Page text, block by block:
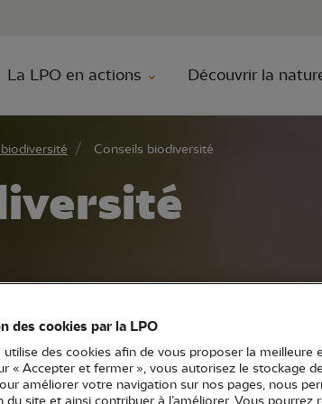
La LPO en actions Découvrir la
Conseils biodiversité
secourir un animal, identifier
et la réglementation, accueillir
des cookies par la LPO
utilise des cookies afin de vous proposer la meilleure
« Accepter et fermer », vous autorisez le stockage
améliorer votre navigation sur nos pages, nous
du site et ainsi contribuer à l’améliorer. Vous pourrez